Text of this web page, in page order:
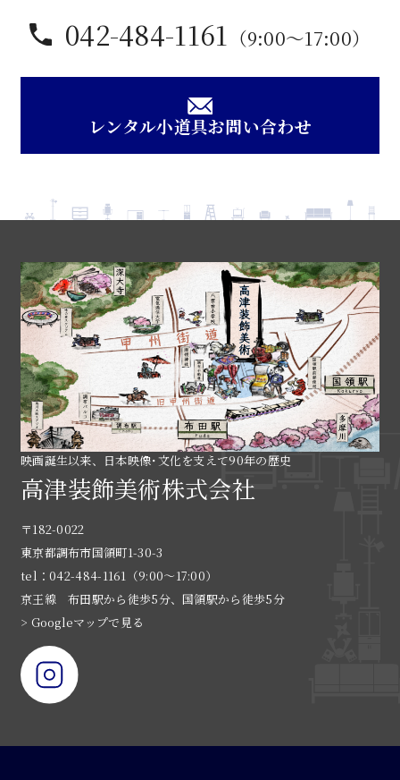
042-484-1161 （9:00〜17:00）
レンタル小道具お問い合わせ
映画誕生以来、日本映像･文化を支えて90年の歴史
高津装飾美術株式会社
〒182-0022
東京都調布市国領町1-30-3
tel：042-484-1161（9:00〜17:00）
京王線 布田駅から徒歩5分、国領駅から徒歩5分
> Googleマップで見る